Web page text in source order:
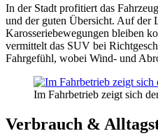
In der Stadt profitiert das
und der guten Übersicht. Auf der
Karosseriebewegungen bleiben
vermittelt das SUV bei
Fahrgefühl, wobei Wind- und
Im Fahrbetrieb zeigt sich
Verbrauch &